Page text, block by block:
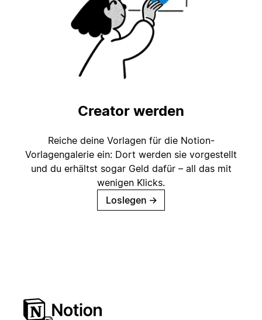
Creator werden
Reiche deine Vorlagen für die Notion-
Vorlagengalerie ein: Dort werden sie vorgestellt
und du erhältst sogar Geld dafür – all das mit
wenigen Klicks.
Loslegen →